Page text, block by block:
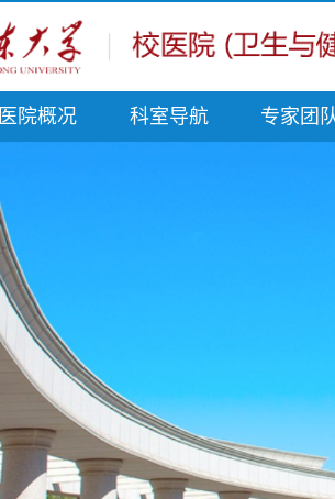
医院概况 科室导航 专家团